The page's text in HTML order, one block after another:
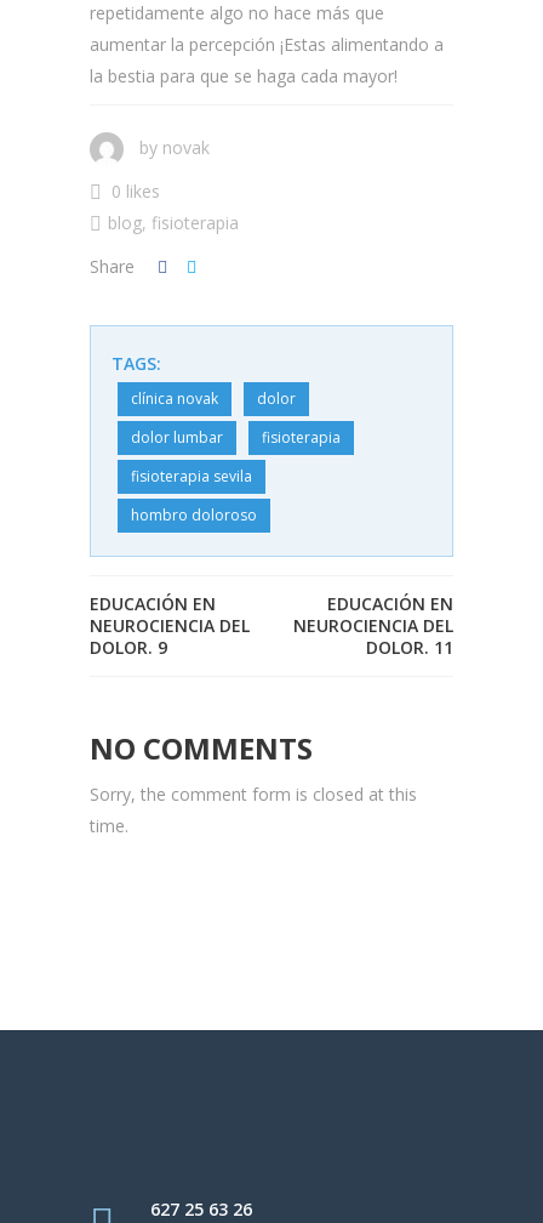
repetidamente algo no hace más que
aumentar la percepción ¡Estas alimentando a
la bestia para que se haga cada mayor!
by novak
0 likes
blog, fisioterapia
Share
TAGS:
clínica novak
dolor
dolor lumbar
fisioterapia
fisioterapia sevila
hombro doloroso
EDUCACIÓN EN
NEUROCIENCIA DEL
DOLOR. 9
EDUCACIÓN EN
NEUROCIENCIA DEL
DOLOR. 11
NO COMMENTS
Sorry, the comment form is closed at this
time.
627 25 63 26